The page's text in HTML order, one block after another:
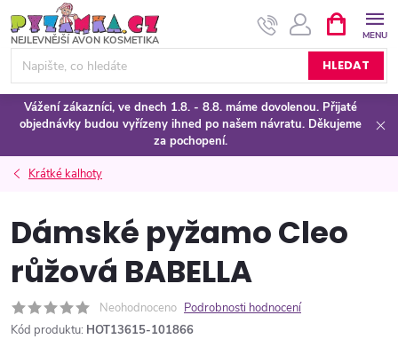
na
obsah
HLEDAT
NÁKUPNÍ
KOŠÍK
Vážení zákazníci, ve dnech 1.8. - 8.8. máme dovolenou. Přijaté
objednávky budou vyřízeny ihned po našem návratu. Děkujeme
za pochopení.
Krátké kalhoty
Dámské pyžamo Cleo
růžová BABELLA
Neohodnoceno Podrobnosti hodnocení
Kód produktu: HOT13615-101866